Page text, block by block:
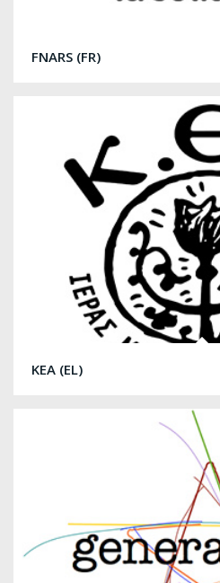
FNARS (FR)
KEA (EL)